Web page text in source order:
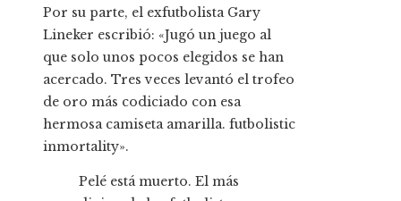
Por su parte, el exfutbolista Gary
Lineker escribió: «Jugó un juego al
que solo unos pocos elegidos se han
acercado. Tres veces levantó el trofeo
de oro más codiciado con esa
hermosa camiseta amarilla. futbolistic
inmortality».
Pelé está muerto. El más